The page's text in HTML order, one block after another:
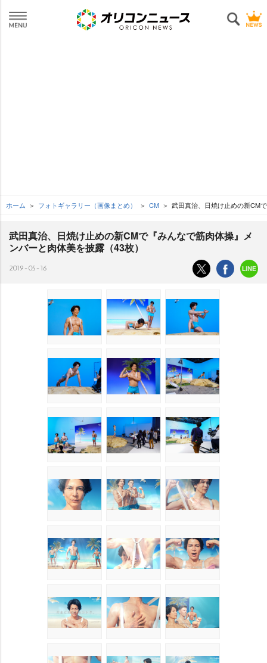
ホーム フォトギャラリー（画像まとめ） CM 武田真治、日焼け止めの新CM
武田真治、日焼け止めの新CMで『みんなで筋肉体操』メ
ンバーと肉体美を披露（43枚）
2019-05-16